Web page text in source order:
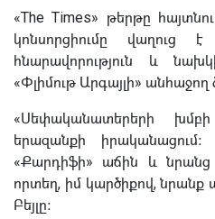
«The Times» թերթը
կոնսորցիումը վաղուց
հնարավորություն և
«Փլիմութ Արգայլի»
«Սեփականատերերի
երազանքի
«Քարդիֆի» աճին և նրանց
որտեղ, իմ կարծիքով, նրանք
Բեյլը։